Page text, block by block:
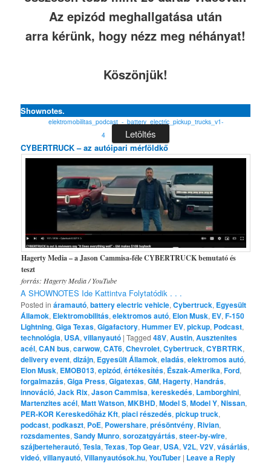
Az epizód meghallgatása után
arra kérünk, hogy nézz meg néhányat!
Köszönjük!
Shownotes.
elektromobilitas_podcast_-_battery_electric_pickup_trucks_v1-
4
Letöltés
CYBERTRUCK – az autóipari mérföldkő
Hagerty Media – a Jason Cammisa-féle CYBERTRUCK bemutató és
teszt
forrás: Hagerty Media / YouTube
A SHOWNOTES Ide Kattintva Folytatódik . . .
Posted in áramautó,battery electric vehicle,Cybertruck, Egyesült
Államok, Elektromobilitás,elektromos autó, Elon Musk, EV,F-150
Lightning,Giga Texas,Gigafactory,Hummer EV,pickup, Podcast,
technológia, USA,villanyautó |Tagged 48V,Austin,Ausztenites
acél,CAN bus,carwow,CAT6,Chevrolet,Cybertruck,CYBRTRK,
delivery event,dizájn, Egyesült Államok,eladás,elektromos autó,
Elon Musk, EMOB013,epizód,értékesítés, Észak-Amerika,Ford,
forgalmazás,Giga Press,Gigatexas,GM,Hagerty,Handrás,
innováció,Jack Rix,Jason Cammisa,kereskedés, Lamborghini,
Martenzites acél,Matt Watson,MKBHD,Model S,Model Y,Nissan,
PER-KOR Kereskedőház Kft,piaci részedés,pickup truck,
podcast,podkaszt, PoE, Powershare,présöntvény, Rivian,
rozsdamentes,Sandy Munro,sorozatgyártás,steer-by-wire,
szájberteherautó,Tesla,Texas,Top Gear, USA,V2L,V2V,vásárlás,
videó,villanyautó,Villanyautósok.hu,YouTuber | Leave a Reply